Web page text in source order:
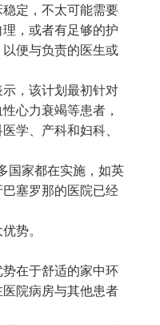
定，不太可能需要
，或者有足够的护
便与负责的医生或
，该计划最初针对
心力衰竭等患者，
学、产科和妇科、
国家都在实施，如英
塞罗那的医院已经
势。
在于舒适的家中环
院病房与其他患者